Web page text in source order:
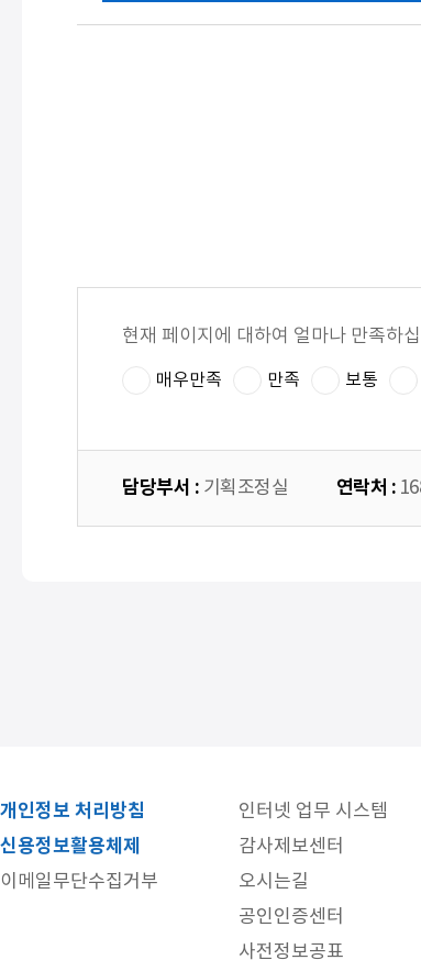
현재 페이지에 대하여 얼마나 만족하
매우만족 만족 보통
담당부서 : 기획조정실 연락처 :
개인정보 처리방침
신용정보활용체제
이메일무단수집거부
인터넷 업무 시스템
감사제보센터
오시는길
공인인증센터
사전정보공표